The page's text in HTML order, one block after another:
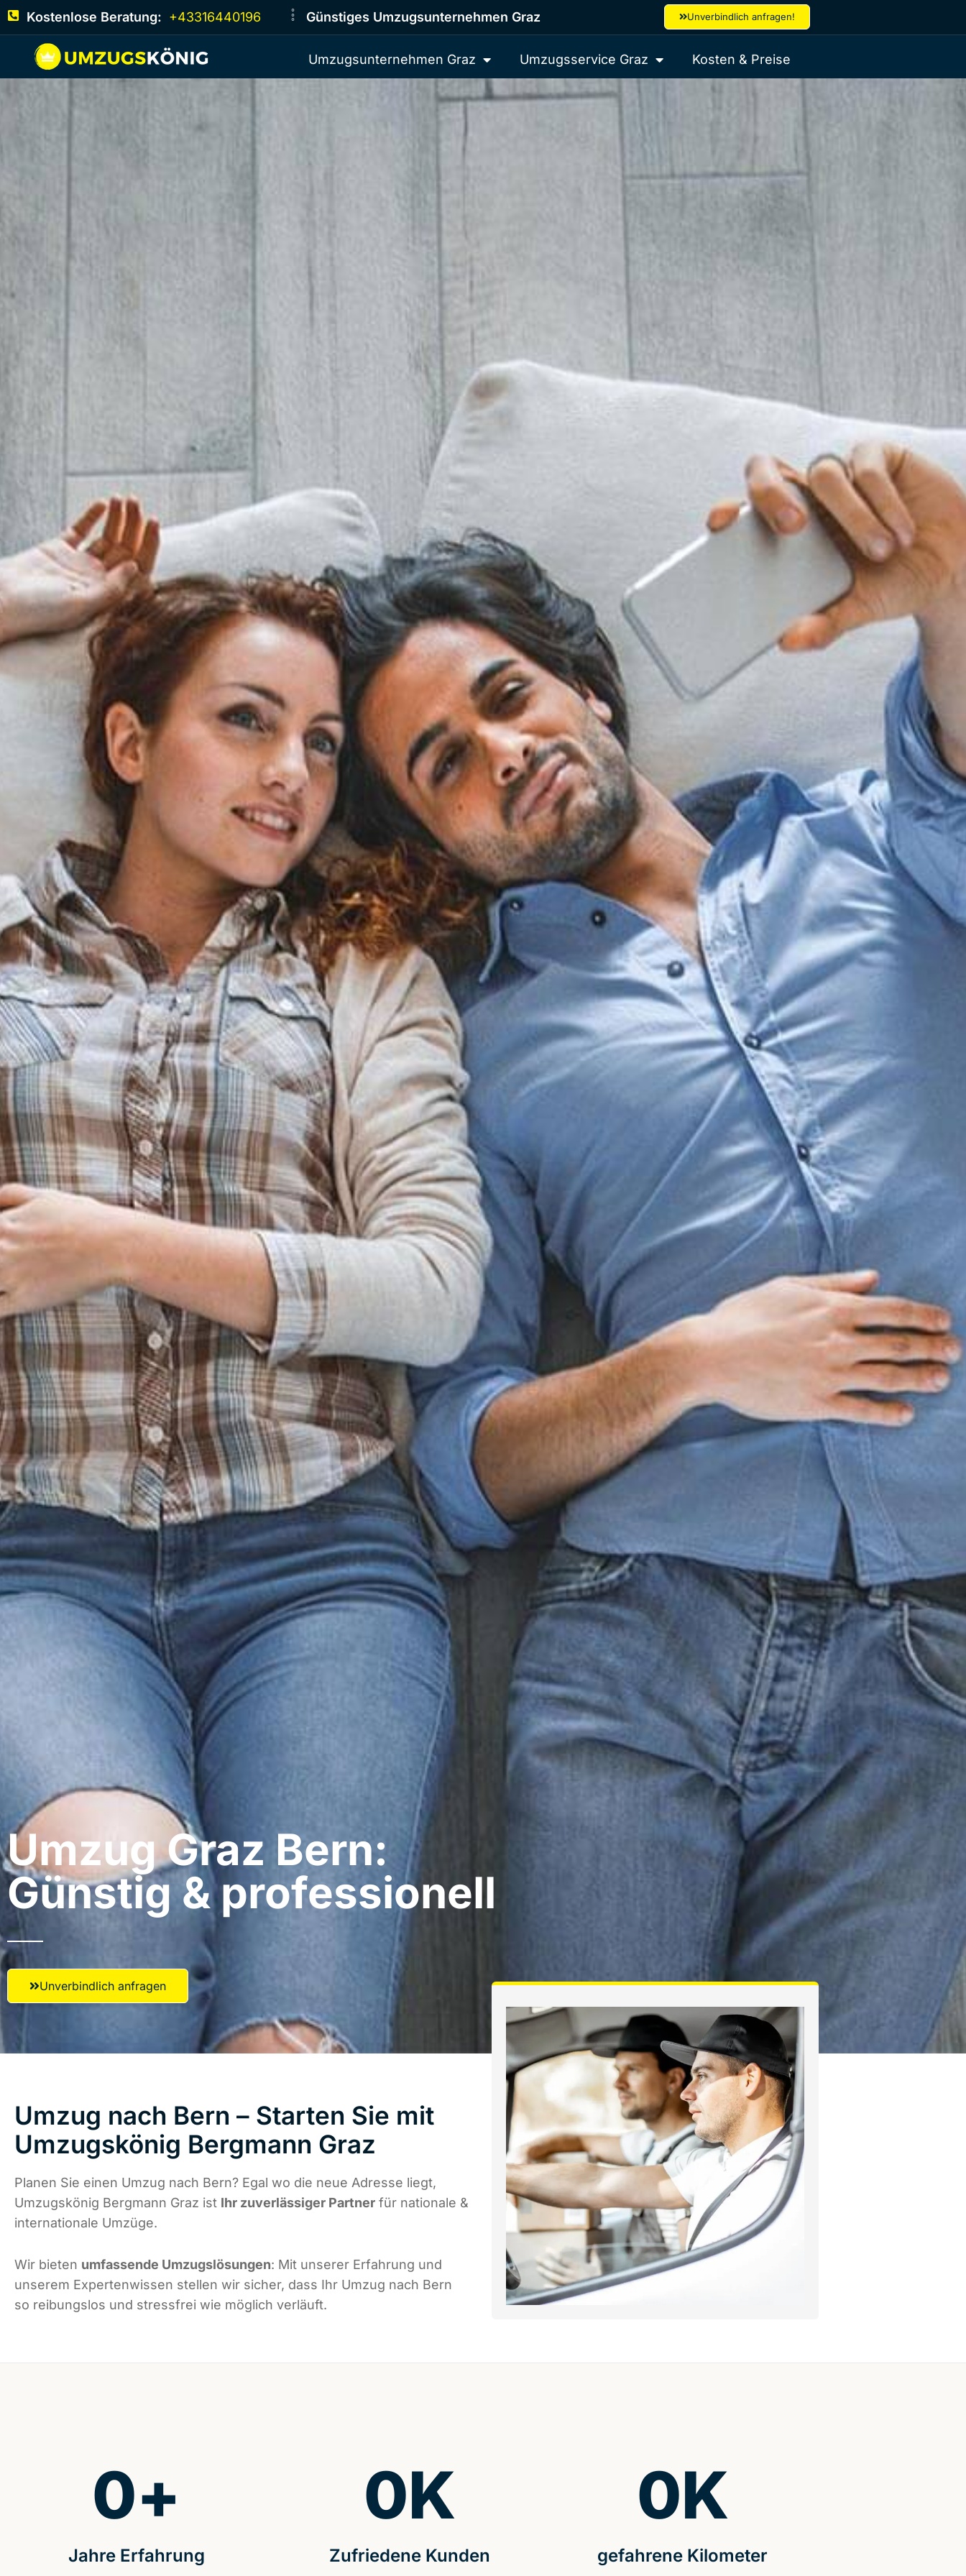
Kostenlose Beratung: +43316440196 Günstiges Umzugsunternehmen Graz Unverbindlich anfragen!
Umzugsunternehmen Graz Umzugsservice Graz Kosten & Preise
Umzug Graz​ Bern:
Günstig & professionell​
Unverbindlich anfragen
Umzug nach Bern – Starten Sie mit
Umzugskönig Bergmann Graz
Planen Sie einen Umzug nach Bern? Egal wo die neue Adresse liegt,
Umzugskönig Bergmann Graz ist Ihr zuverlässiger Partner für nationale &
internationale Umzüge.
Wir bieten umfassende Umzugslösungen: Mit unserer Erfahrung und
unserem Expertenwissen stellen wir sicher, dass Ihr Umzug nach Bern
so reibungslos und stressfrei wie möglich verläuft.
Jahre Erfahrung
0+
Zufriedene Kunden
0K
gefahrene Kilometer
0K